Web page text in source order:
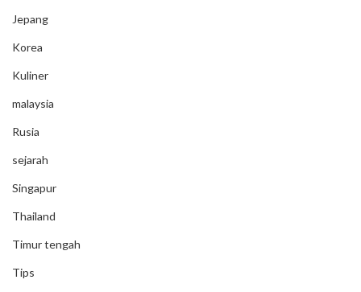
Jepang
Korea
Kuliner
malaysia
Rusia
sejarah
Singapur
Thailand
Timur tengah
Tips